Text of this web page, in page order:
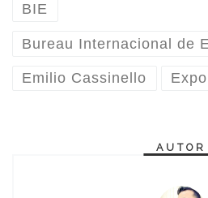
BIE
Bureau Internacional de
Emilio Cassinello
AUTOR